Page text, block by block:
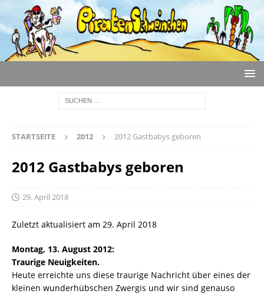
STARTSEITE 2012 2012 Gastbabys geboren
2012 Gastbabys geboren
29. April 2018
Zuletzt aktualisiert am 29. April 2018
Montag, 13. August 2012:
Traurige Neuigkeiten.
Heute erreichte uns diese traurige Nachricht über eines der
kleinen wunderhübschen Zwergis und wir sind genauso